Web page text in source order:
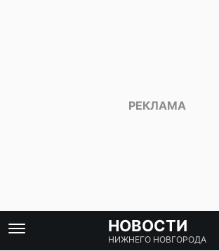
НОВОСТИ
НИЖНЕГО НОВГОРОДА